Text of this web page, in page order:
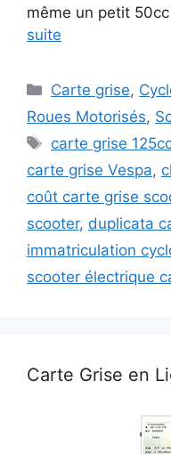
même un petit
suite
Catégories
Carte grise,
Roues Motorisés,
Étiquettes
carte grise
carte grise Vespa,
coût carte grise
scooter, duplicata
immatriculation
scooter électrique
Carte Grise en